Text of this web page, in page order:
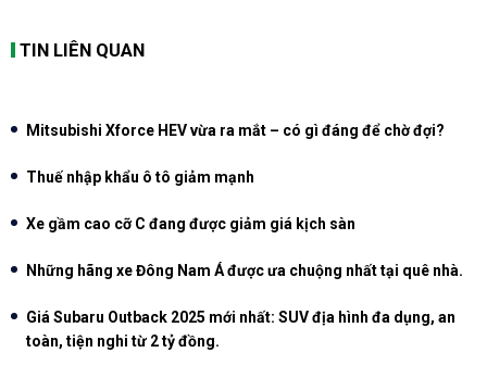
TIN LIÊN QUAN
Mitsubishi Xforce HEV vừa ra mắt – có gì đáng để chờ đợi?
Thuế nhập khẩu ô tô giảm mạnh
Xe gầm cao cỡ C đang được giảm giá kịch sàn
Những hãng xe Đông Nam Á được ưa chuộng nhất tại quê nhà.
Giá Subaru Outback 2025 mới nhất: SUV địa hình đa dụng, an
toàn, tiện nghi từ 2 tỷ đồng.